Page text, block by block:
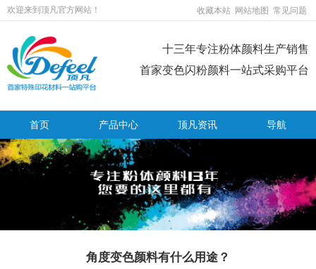
欢迎来到顶凡官方网站！ 收藏本站 网站地图 常见问题
十三年专注粉体颜料生产销售
首家变色闪粉颜料一站式采购平台
首页 产品中心 顶凡资讯 导航
角度变色颜料有什么用途？